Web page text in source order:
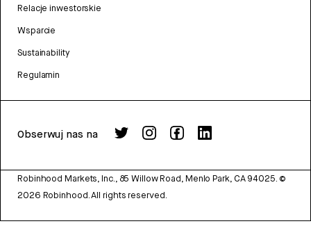
Relacje inwestorskie
Wsparcie
Sustainability
Regulamin
Obserwuj nas na
Robinhood Markets, Inc., 85 Willow Road, Menlo Park, CA 94025. ©
2026 Robinhood. All rights reserved.